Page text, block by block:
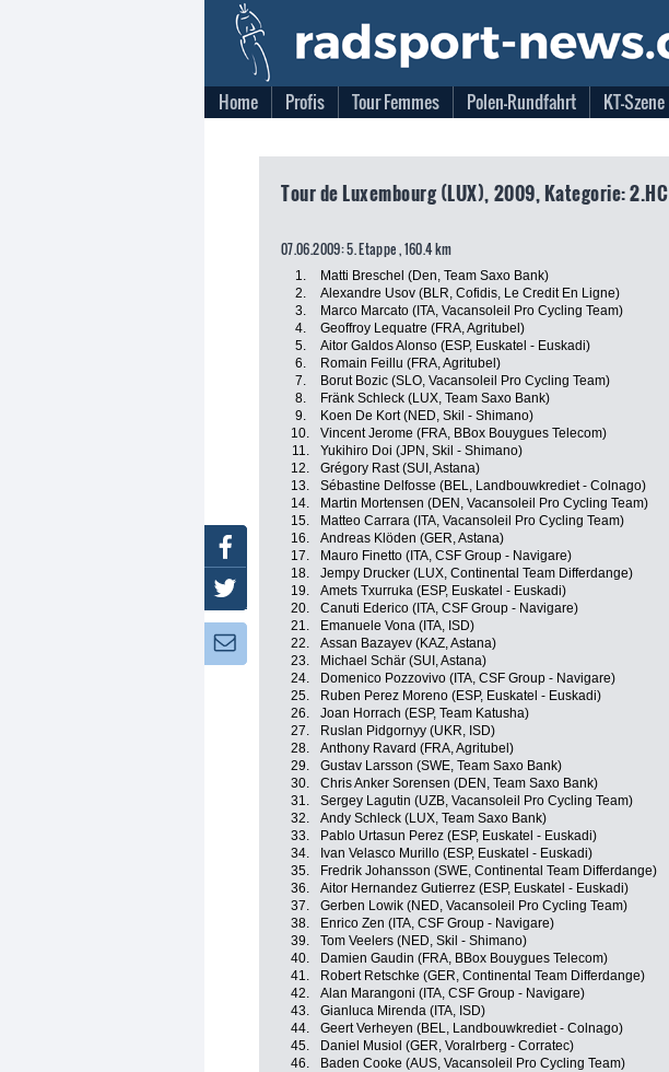
Home Profis Tour Femmes Polen-Rundfahrt KT-Szene
Tour de Luxembourg (LUX), 2009, Kategorie: 2.HC
07.06.2009: 5. Etappe , 160.4 km
1. Matti Breschel (Den, Team Saxo Bank)
2.
Alexandre Usov (BLR, Cofidis, Le Credit En Ligne)
3.
Marco Marcato (ITA, Vacansoleil Pro Cycling Team)
4.
Geoffroy Lequatre (FRA, Agritubel)
5.
Aitor Galdos Alonso (ESP, Euskatel - Euskadi)
6.
Romain Feillu (FRA, Agritubel)
7.
Borut Bozic (SLO, Vacansoleil Pro Cycling Team)
8.
Fränk Schleck (LUX, Team Saxo Bank)
9.
Koen De Kort (NED, Skil - Shimano)
10.
Vincent Jerome (FRA, BBox Bouygues Telecom)
11.
Yukihiro Doi (JPN, Skil - Shimano)
12.
Grégory Rast (SUI, Astana)
13.
Sébastine Delfosse (BEL, Landbouwkrediet - Colnago)
14.
Martin Mortensen (DEN, Vacansoleil Pro Cycling Team)
15.
Matteo Carrara (ITA, Vacansoleil Pro Cycling Team)
16.
Andreas Klöden (GER, Astana)
17.
Mauro Finetto (ITA, CSF Group - Navigare)
18.
Jempy Drucker (LUX, Continental Team Differdange)
19.
Amets Txurruka (ESP, Euskatel - Euskadi)
20.
Canuti Ederico (ITA, CSF Group - Navigare)
21.
Emanuele Vona (ITA, ISD)
22.
Assan Bazayev (KAZ, Astana)
23.
Michael Schär (SUI, Astana)
24.
Domenico Pozzovivo (ITA, CSF Group - Navigare)
25.
Ruben Perez Moreno (ESP, Euskatel - Euskadi)
26.
Joan Horrach (ESP, Team Katusha)
27.
Ruslan Pidgornyy (UKR, ISD)
28.
Anthony Ravard (FRA, Agritubel)
29.
Gustav Larsson (SWE, Team Saxo Bank)
30.
Chris Anker Sorensen (DEN, Team Saxo Bank)
31.
Sergey Lagutin (UZB, Vacansoleil Pro Cycling Team)
32.
Andy Schleck (LUX, Team Saxo Bank)
33.
Pablo Urtasun Perez (ESP, Euskatel - Euskadi)
34.
Ivan Velasco Murillo (ESP, Euskatel - Euskadi)
35.
Fredrik Johansson (SWE, Continental Team Differdange)
36.
Aitor Hernandez Gutierrez (ESP, Euskatel - Euskadi)
37.
Gerben Lowik (NED, Vacansoleil Pro Cycling Team)
38.
Enrico Zen (ITA, CSF Group - Navigare)
39.
Tom Veelers (NED, Skil - Shimano)
40.
Damien Gaudin (FRA, BBox Bouygues Telecom)
41.
Robert Retschke (GER, Continental Team Differdange)
42.
Alan Marangoni (ITA, CSF Group - Navigare)
43.
Gianluca Mirenda (ITA, ISD)
44.
Geert Verheyen (BEL, Landbouwkrediet - Colnago)
45.
Daniel Musiol (GER, Voralrberg - Corratec)
46.
Baden Cooke (AUS, Vacansoleil Pro Cycling Team)
Facebook
Twitter
Newsletter: